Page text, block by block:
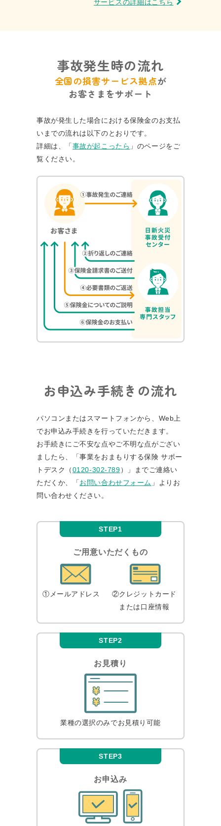
サービスの詳細はこちら
事故発生時の流れ
全国の損害サービス拠点が
お客さまをサポート
事故が発生した場合における保険金のお支払
いまでの流れは以下のとおりです。
詳細は、「事故が起こったら 」のページをご
覧ください。
お申込み手続きの流れ
パソコンまたはスマートフォンから、Web上
でお申込み⼿続きを⾏っていただきます。
お⼿続きにご不安な点やご不明な点がござい
ましたら、「事業をおまもりする保険 サポー
トデスク
（0120-302-789）」までご連絡い
ただくか、「お問い合わせフォーム 」よりお
問い合わせください。
STEP1
ご用意いただくもの
①メールアドレス
②クレジットカード
または口座情報
STEP2
お見積り
業種の選択のみでお見積り可能
STEP3
お申込み